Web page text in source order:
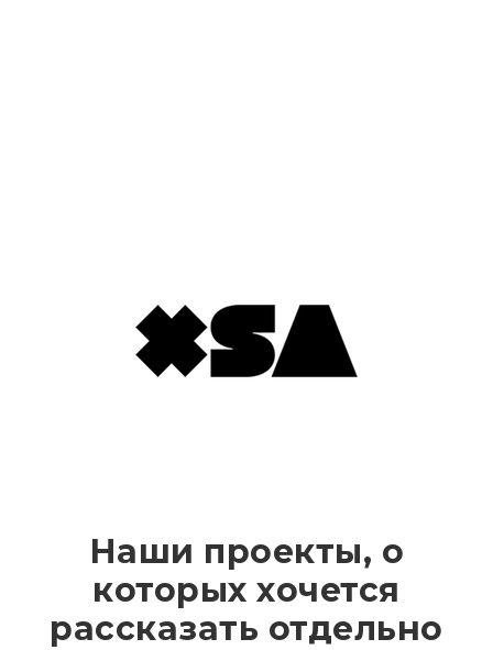
Наши проекты, о
которых хочется
рассказать отдельно